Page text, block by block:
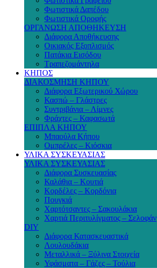
Φωτιστικά Δαπέδου
Φωτιστικά Οροφής
ΟΡΓΑΝΩΣΗ ΑΠΟΘΗΚΕΥΣΗ
Διάφορα Αποθήκευσης
Οικιακός Εξοπλισμός
Πατάκια Εισόδου
Τραπεζομάντηλα
ΚΗΠΟΣ
ΔΙΑΚΟΣΜΗΣΗ ΚΗΠΟΥ
Διάφορα Εξωτερικού Χώρου
Κασπώ – Γλάστρες
Συντριβάνια – Λίμνες
Φράχτες – Καφασωτά
ΕΠΙΠΛΑ ΚΗΠΟΥ
Μπαούλα Κήπου
Ομπρέλες – Κιόσκια
ΥΛΙΚΑ ΣΥΣΚΕΥΑΣΙΑΣ
ΥΛΙΚΑ ΣΥΣΚΕΥΑΣΙΑΣ
Διάφορα Συσκευασίας
Καλάθια – Κουτιά
Κορδέλες – Κορδόνια
Πουγκιά
Χαρτότσαντες – Σακουλάκια
Χαρτιά Περιτυλίγματος – Σελοφάν
DIY
Διάφορα Κατασκευαστικά
Λουλουδάκια
Μεταλλικά – Ξύλινα Στοιχεία
Υφάσματα – Γάζες – Τούλια